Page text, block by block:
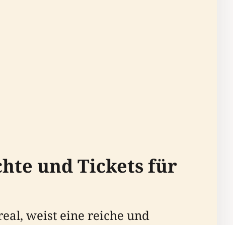
und Tickets für
weist eine reiche und